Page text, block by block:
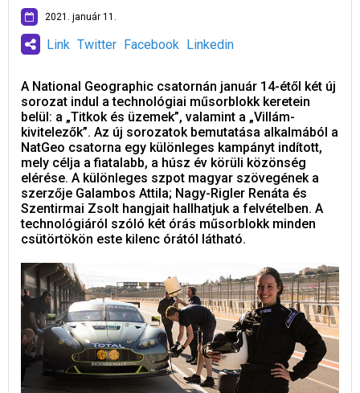
2021. január 11.
Link Twitter Facebook Linkedin
A National Geographic csatornán január 14-étől két új
sorozat indul a technológiai műsorblokk keretein
belül: a „Titkok és üzemek”, valamint a „Villám-
kivitelezők”. Az új sorozatok bemutatása alkalmából a
NatGeo csatorna egy különleges kampányt indított,
mely célja a fiatalabb, a húsz év körüli közönség
elérése. A különleges szpot magyar szövegének a
szerzője Galambos Attila; Nagy-Rigler Renáta és
Szentirmai Zsolt hangjait hallhatjuk a felvételben. A
technológiáról szóló két órás műsorblokk minden
csütörtökön este kilenc órától látható.